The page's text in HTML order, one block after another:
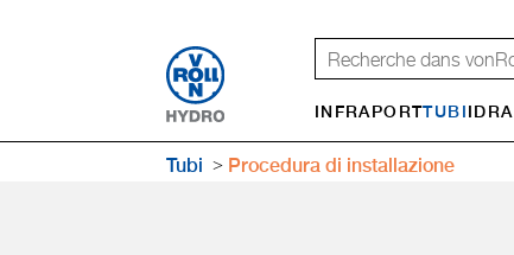
INFRAPORTTUBI
Tubi Procedura di installa­zione